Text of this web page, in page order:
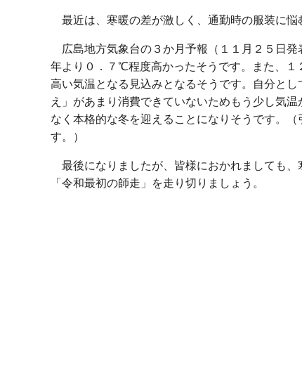
最近は、寒暖の差が激しく、通勤時の服装に悩
広島地方気象台の３か月予報（１１月２５日
年より０．７℃程度高かったそうです。また、１
高い気温となる見込みとなるそうです。自分と
え」があまり消費できていないためもう少し気
なく本格的な冬を迎えることになりそうです。
す。）
最後になりましたが、皆様におかれましても、
「令和最初の師走」を走り切りましょう。